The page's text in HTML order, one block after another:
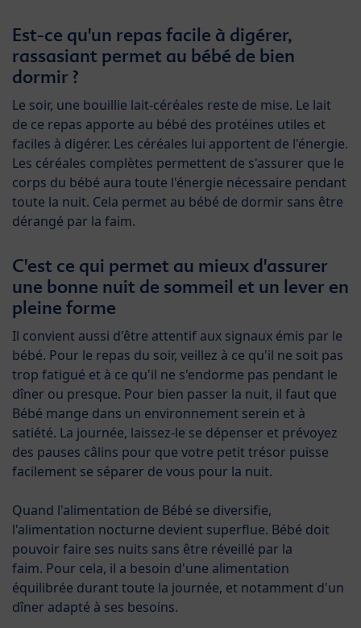
Est-ce qu'un repas facile à digérer,
rassasiant permet au bébé de bien
dormir ?
Le soir, une bouillie lait-céréales reste de mise. Le lait
de ce repas apporte au bébé des protéines utiles et
faciles à digérer. Les céréales lui apportent de l'énergie.
Les céréales complètes permettent de s'assurer que le
corps du bébé aura toute l'énergie nécessaire pendant
toute la nuit. Cela permet au bébé de dormir sans être
dérangé par la faim.
C'est ce qui permet au mieux d'assurer
une bonne nuit de sommeil et un lever en
pleine forme
Il convient aussi d'être attentif aux signaux émis par le
bébé. Pour le repas du soir, veillez à ce qu'il ne soit pas
trop fatigué et à ce qu'il ne s'endorme pas pendant le
dîner ou presque. Pour bien passer la nuit, il faut que
Bébé mange dans un environnement serein et à
satiété. La journée, laissez-le se dépenser et prévoyez
des pauses câlins pour que votre petit trésor puisse
facilement se séparer de vous pour la nuit.
Quand l'alimentation de Bébé se diversifie,
l'alimentation nocturne devient superflue. Bébé doit
pouvoir faire ses nuits sans être réveillé par la
faim. Pour cela, il a besoin d'une alimentation
équilibrée durant toute la journée, et notamment d'un
dîner adapté à ses besoins.